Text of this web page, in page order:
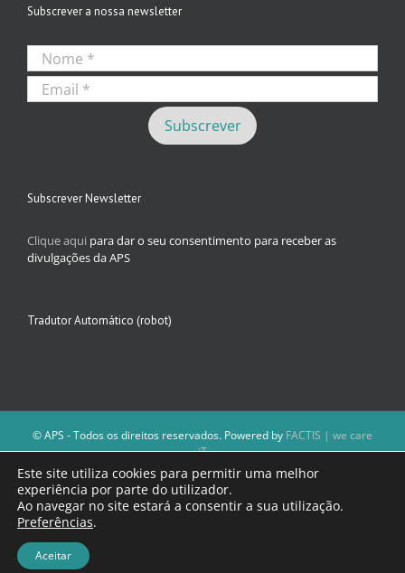
Subscrever a nossa newsletter
Subscrever Newsletter
Clique aqui para dar o seu consentimento para receber as
divulgações da APS
Tradutor Automático (robot)
© APS - Todos os direitos reservados. Powered by FACTIS | we care
iT
A Direção da APS reserva-se o direito de não publicar conteúdos que
violem as leis nacionais.
Os textos assinados e as imagens depositadas são da inteira
Este site utiliza cookies para permitir uma melhor
experiência por parte do utilizador.
Ao navegar no site estará a consentir a sua utilização.
Preferências.
Aceitar